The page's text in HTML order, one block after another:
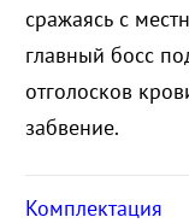
сражаясь с
главный босс
отголосков
забвение.
Комплектация